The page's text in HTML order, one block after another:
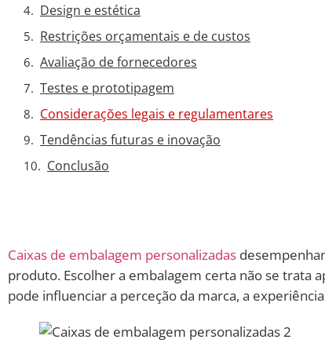
Design e estética
Restrições orçamentais e de custos
Avaliação de fornecedores
Testes e prototipagem
Considerações legais e regulamentares
Tendências futuras e inovação
Conclusão
Caixas de embalagem personalizadas
produto. Escolher a embalagem certa não se trata
pode influenciar a perceção da marca, a